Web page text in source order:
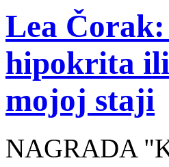
Lea
hipokrita ili
mojoj staji
NAGRADA